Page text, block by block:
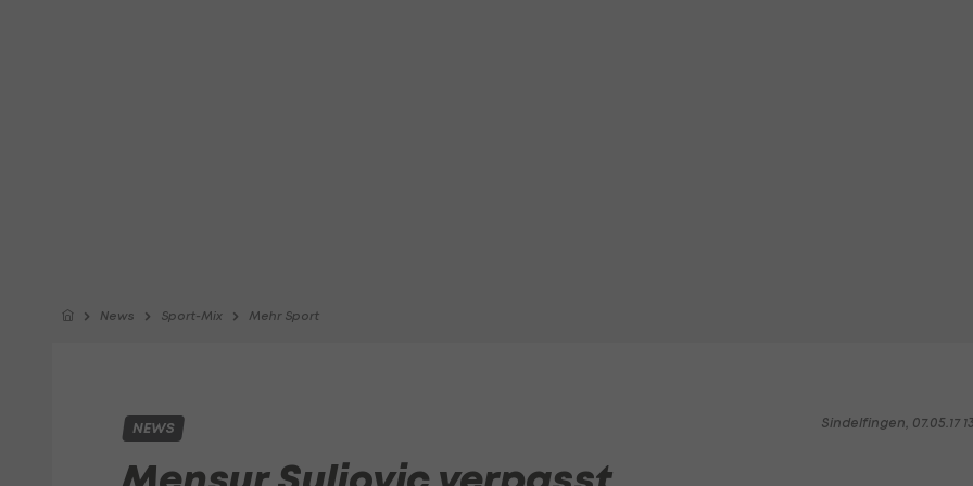
News Sport-Mix Mehr Sport
Sindelfingen, 07.05.17
NEWS